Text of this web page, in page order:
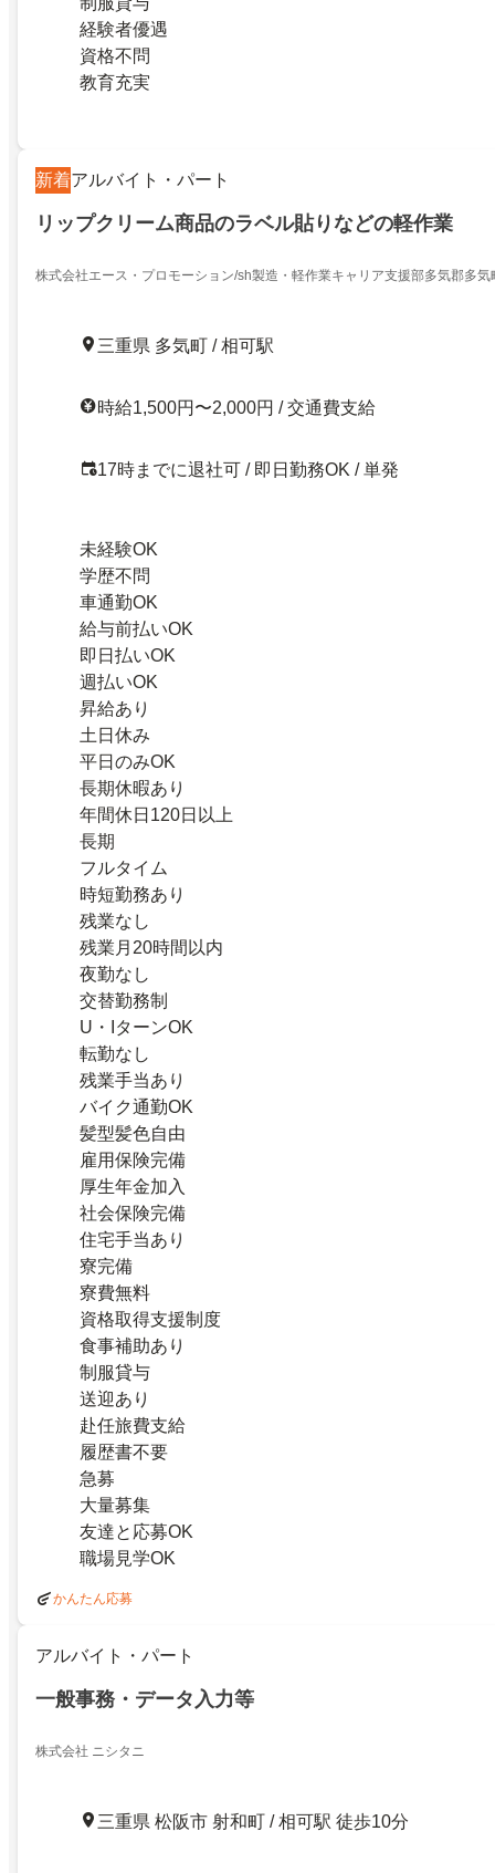
経験者優遇
資格不問
教育充実
新着アルバイト・パート
リップクリーム商品のラベル貼りなどの軽作業
株式会社エース・プロモーション/sh製造・軽作業キャリア支援部多気郡多気
三重県 多気町 / 相可駅
時給1,500円〜2,000円 / 交通費支給
17時までに退社可 / 即日勤務OK / 単発
未経験OK
学歴不問
車通勤OK
給与前払いOK
即日払いOK
週払いOK
昇給あり
土日休み
平日のみOK
長期休暇あり
年間休日120日以上
長期
フルタイム
時短勤務あり
残業なし
残業月20時間以内
夜勤なし
交替勤務制
U・IターンOK
転勤なし
残業手当あり
バイク通勤OK
髪型髪色自由
雇用保険完備
厚生年金加入
社会保険完備
住宅手当あり
寮完備
寮費無料
資格取得支援制度
食事補助あり
制服貸与
送迎あり
赴任旅費支給
履歴書不要
急募
大量募集
友達と応募OK
職場見学OK
かんたん応募
アルバイト・パート
一般事務・データ入力等
株式会社 ニシタニ
三重県 松阪市 射和町 / 相可駅 徒歩10分